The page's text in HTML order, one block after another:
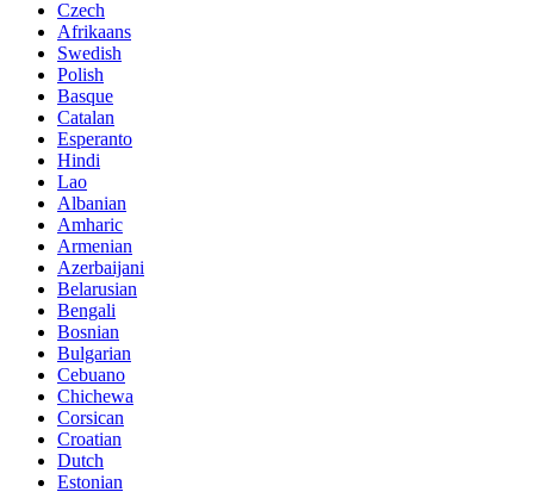
Czech
Afrikaans
Swedish
Polish
Basque
Catalan
Esperanto
Hindi
Lao
Albanian
Amharic
Armenian
Azerbaijani
Belarusian
Bengali
Bosnian
Bulgarian
Cebuano
Chichewa
Corsican
Croatian
Dutch
Estonian